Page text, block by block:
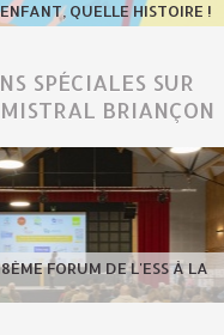
QUELLE HISTOIRE !
SPÉCIALES SUR
BRIANÇON
FORUM DE L'ESS À LA